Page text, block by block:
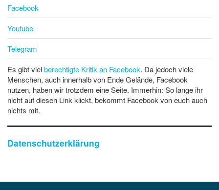
Facebook
Youtube
Telegram
Es gibt vielberechtigte Kritik an Facebook. Da jedoch viele
Menschen, auch innerhalb von Ende Gelände, Facebook
nutzen, haben wir trotzdem eine Seite. Immerhin: So lange ihr
nicht auf diesen Link klickt, bekommt Facebook von euch auch
nichts mit.
Datenschutzerklärung